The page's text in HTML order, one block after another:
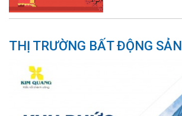
THỊ TRƯỜNG BẤT ĐỘNG SẢN